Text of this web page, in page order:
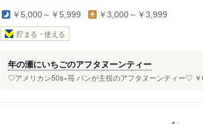
￥5,000～￥5,999 ￥3,000～￥3,999
貯まる・使える
年の瀬にいちごのアフタヌーンティー
♡アメリカン50s×苺 パンが主役のアフタヌーンティー♡